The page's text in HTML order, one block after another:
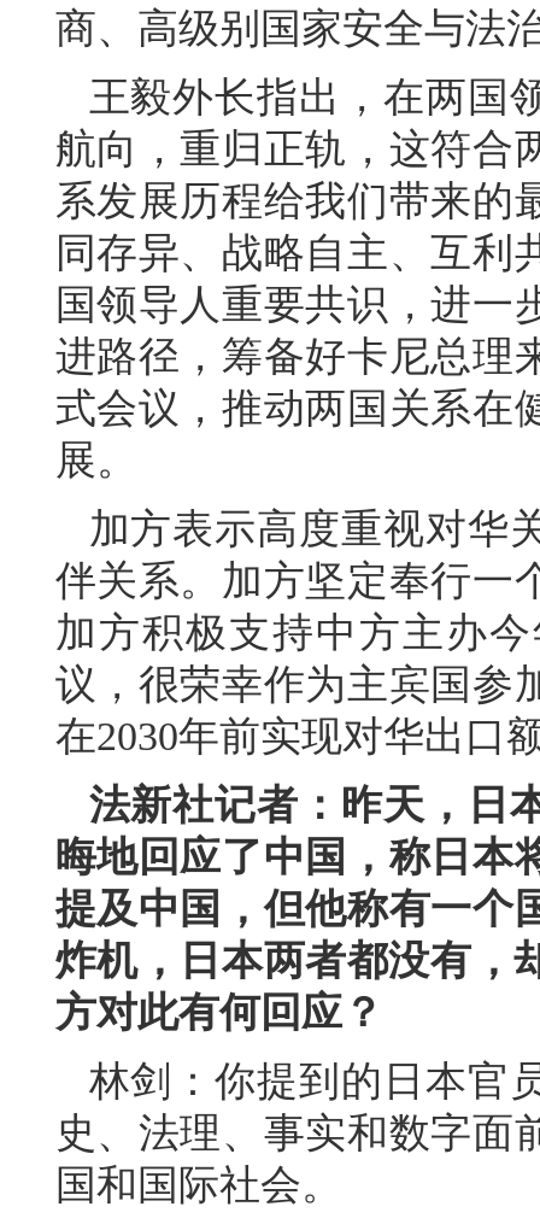
商、高级别国家安全与法
王毅外长指出，在两国
航向，重归正轨，这符合
系发展历程给我们带来的
同存异、战略自主、互利
国领导人重要共识，进一
进路径，筹备好卡尼总理
式会议，推动两国关系在
展。
加方表示高度重视对华
伴关系。加方坚定奉行一
加方积极支持中方主办
议，很荣幸作为主宾国参
在2030年前实现对华出口
法新社记者：昨天，日
晦地回应了中国，称日本
提及中国，但他称有一个
炸机，日本两者都没有，
方对此有何回应？
林剑：你提到的日本官
史、法理、事实和数字面
国和国际社会。